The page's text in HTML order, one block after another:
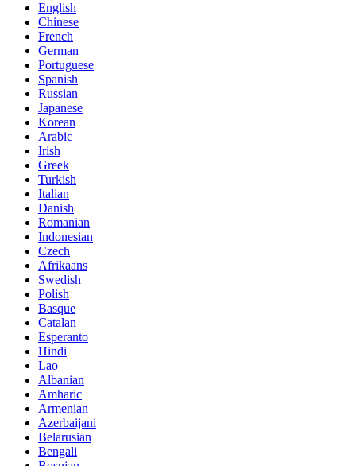
English
Chinese
French
German
Portuguese
Spanish
Russian
Japanese
Korean
Arabic
Irish
Greek
Turkish
Italian
Danish
Romanian
Indonesian
Czech
Afrikaans
Swedish
Polish
Basque
Catalan
Esperanto
Hindi
Lao
Albanian
Amharic
Armenian
Azerbaijani
Belarusian
Bengali